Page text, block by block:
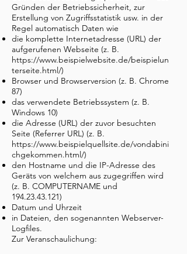
Gründen der Betriebssicherheit, zur
Erstellung von Zugriffsstatistik usw. in der
Regel automatisch Daten wie
die komplette Internetadresse (URL) der
aufgerufenen Webseite (z. B.
https://www.beispielwebsite.de/beispielun
terseite.html/)
Browser und Browserversion (z. B. Chrome
87)
das verwendete Betriebssystem (z. B.
Windows 10)
die Adresse (URL) der zuvor besuchten
Seite (Referrer URL) (z. B.
https://www.beispielquellsite.de/vondabini
chgekommen.html/)
den Hostname und die IP-Adresse des
Geräts von welchem aus zugegriffen wird
(z. B. COMPUTERNAME und
194.23.43.121)
Datum und Uhrzeit
in Dateien, den sogenannten Webserver-
Logfiles.
Zur Veranschaulichung: